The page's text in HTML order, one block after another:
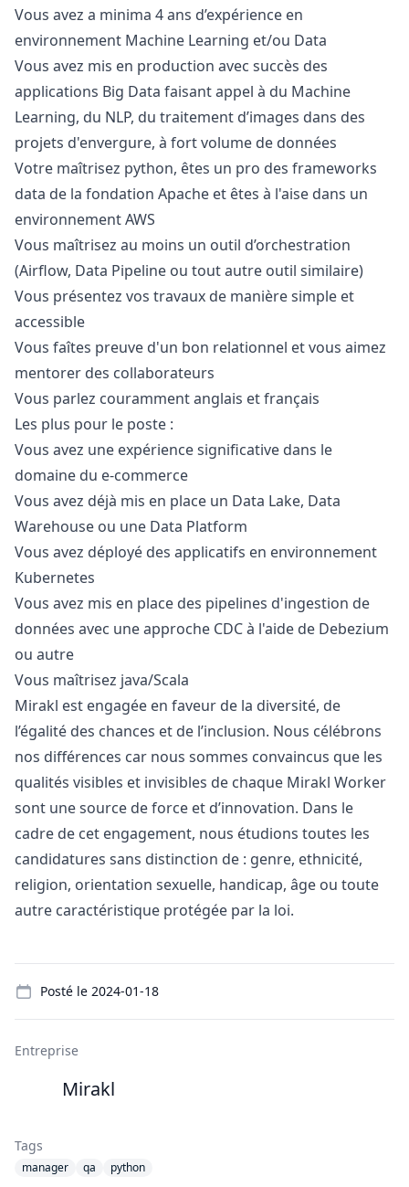
Vous avez a minima 4 ans d’expérience en
environnement Machine Learning et/ou Data
Vous avez mis en production avec succès des
applications Big Data faisant appel à du Machine
Learning, du NLP, du traitement d’images dans des
projets d'envergure, à fort volume de données
Votre maîtrisez python, êtes un pro des frameworks
data de la fondation Apache et êtes à l'aise dans un
environnement AWS
Vous maîtrisez au moins un outil d’orchestration
(Airflow, Data Pipeline ou tout autre outil similaire)
Vous présentez vos travaux de manière simple et
accessible
Vous faîtes preuve d'un bon relationnel et vous aimez
mentorer des collaborateurs
Vous parlez couramment anglais et français
Les plus pour le poste :
Vous avez une expérience significative dans le
domaine du e-commerce
Vous avez déjà mis en place un Data Lake, Data
Warehouse ou une Data Platform
Vous avez déployé des applicatifs en environnement
Kubernetes
Vous avez mis en place des pipelines d'ingestion de
données avec une approche CDC à l'aide de Debezium
ou autre
Vous maîtrisez java/Scala
Mirakl est engagée en faveur de la diversité, de
l’égalité des chances et de l’inclusion. Nous célébrons
nos différences car nous sommes convaincus que les
qualités visibles et invisibles de chaque Mirakl Worker
sont une source de force et d’innovation. Dans le
cadre de cet engagement, nous étudions toutes les
candidatures sans distinction de : genre, ethnicité,
religion, orientation sexuelle, handicap, âge ou toute
autre caractéristique protégée par la loi.
Posté le 2024-01-18
Entreprise
Mirakl
Tags
manager qa python